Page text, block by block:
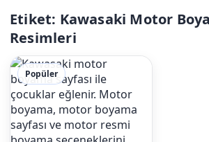
Etiket: Kawasaki Motor
Resimleri
Popüler